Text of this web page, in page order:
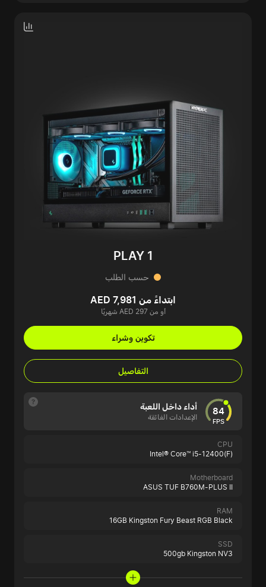
PLAY 1
حسب الطلب
ابتداءً من AED 7,981
أو من AED 297 شهريًا
تكوين وشراء
التفاصيل
84
FPS
أداء داخل اللعبة
الإعدادات الفائقة
CPU
Intel® Core™ i5-12400(F)
Motherboard
ASUS TUF B760M-PLUS II
RAM
16GB Kingston Fury Beast RGB Black
SSD
500gb Kingston NV3